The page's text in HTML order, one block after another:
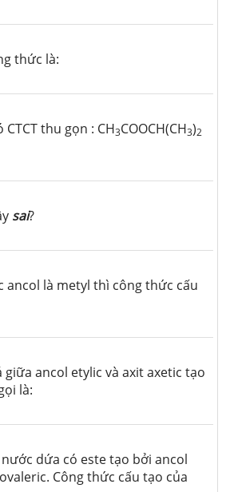
thức là:
thu gọn : CH3COOCH(CH3)2
sai?
ancol là metyl thì công thức cấu
giữa ancol etylic và axit axetic tạo
là:
dứa có este tạo bởi ancol
Công thức cấu tạo của